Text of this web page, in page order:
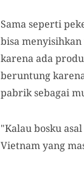
Sama seperti
bisa
karena ada
beruntung
pabrik sebagai
"Kalau bosku
Vietnam yang